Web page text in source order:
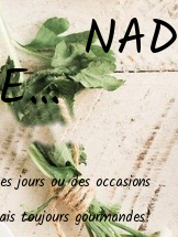
NAD
jours ou des occasions
toujours gourmandes!